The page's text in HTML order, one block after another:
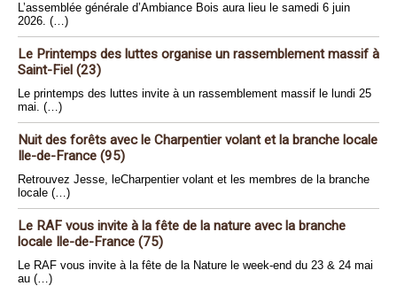
L’assemblée générale d’Ambiance Bois aura lieu le samedi 6 juin
2026. (…)
Le Printemps des luttes organise un rassemblement massif à
Saint-Fiel (23)
Le printemps des luttes invite à un rassemblement massif le lundi 25
mai. (…)
Nuit des forêts avec le Charpentier volant et la branche locale
Ile-de-France (95)
Retrouvez Jesse, leCharpentier volant et les membres de la branche
locale (…)
Le RAF vous invite à la fête de la nature avec la branche
locale Ile-de-France (75)
Le RAF vous invite à la fête de la Nature le week-end du 23 & 24 mai
au (…)